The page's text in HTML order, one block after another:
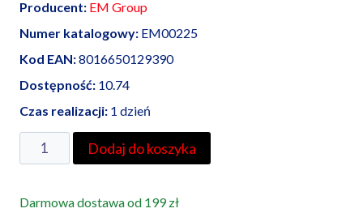
Producent: EM Group
Numer katalogowy: EM00225
Kod EAN:8016650129390
Dostępność: 10.74
Czas realizacji: 1 dzień
ilość
EM
końcówka
Dodaj do koszyka
Darmowa dostawa od 199 zł